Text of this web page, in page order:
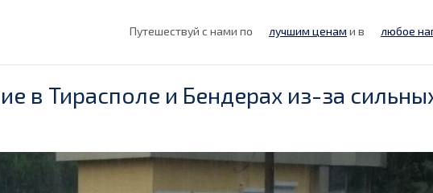
Путешествуй с нами по лучшим ценам и в любое
в Тирасполе и Бендерах из-за